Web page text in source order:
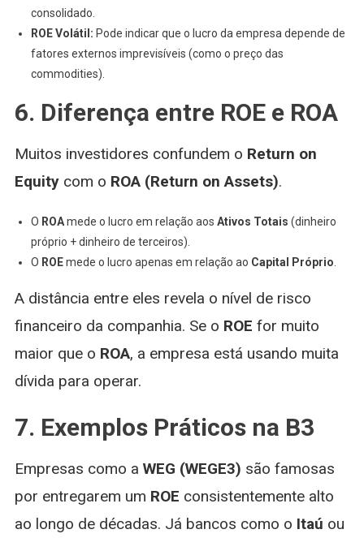
consolidado.
ROE Volátil: Pode indicar que o lucro da empresa depende de
fatores externos imprevisíveis (como o preço das
commodities).
6. Diferença entre ROE e ROA
Muitos investidores confundem o Return on
Equitycom o ROA (Return on Assets).
O ROAmede o lucro em relação aos Ativos Totais (dinheiro
próprio + dinheiro de terceiros).
O ROEmede o lucro apenas em relação ao Capital Próprio
A distância entre eles revela o nível de risco
financeiro da companhia. Se o ROE for muito
maior que o ROA, a empresa está usando muita
dívida para operar.
7. Exemplos Práticos na B3
Empresas como a WEG (WEGE3) são famosas
por entregarem um ROE consistentemente alto
ao longo de décadas. Já bancos como o Itaú ou